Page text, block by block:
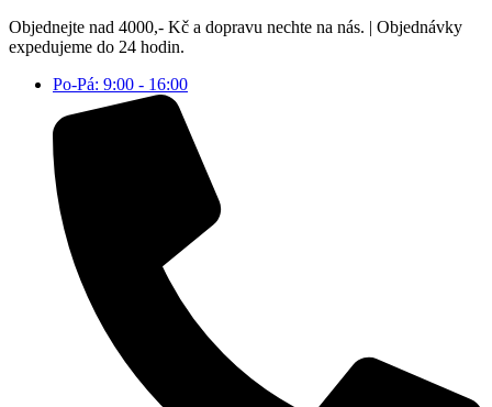
Přejít
k
Objednejte nad 4000,- Kč a dopravu nechte na nás. | Objednávky
expedujeme do 24 hodin.
Po-Pá: 9:00 - 16:00